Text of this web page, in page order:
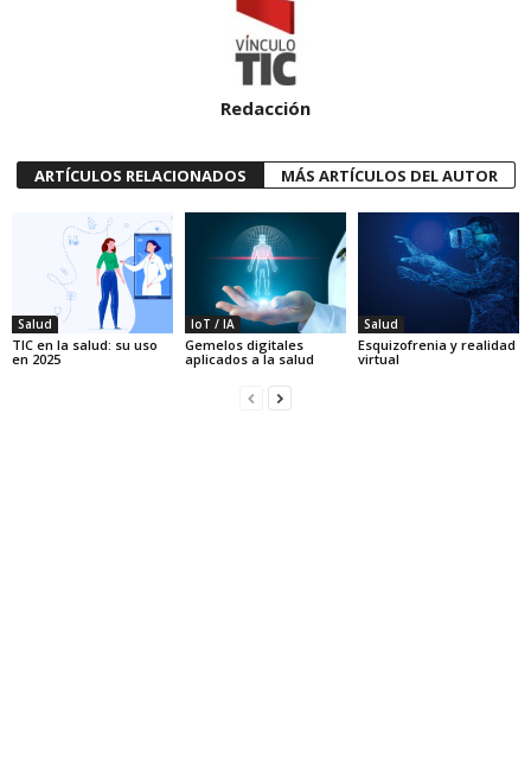
Redacción
ARTÍCULOS RELACIONADOS MÁS ARTÍCULOS DEL AUTOR
Salud
TIC en la salud: su uso
en 2025
IoT / IA
Gemelos digitales
aplicados a la salud
Salud
Esquizofrenia y realidad
virtual